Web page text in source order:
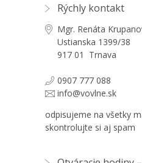
Rýchly kontakt
Mgr. Renáta
Ustianska 1399/38
917 01 Trnava
0907 777 088
info@vovlne.sk
odpisujeme na všetky
skontrolujte si aj spam